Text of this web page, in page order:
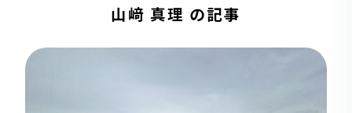
山﨑 真理 の記事